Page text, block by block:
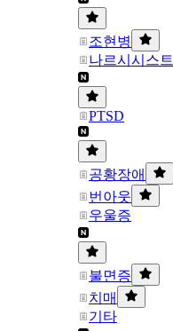
조현병
나르시시스트
PTSD
공황장애
번아웃
우울증
불면증
치매
기타